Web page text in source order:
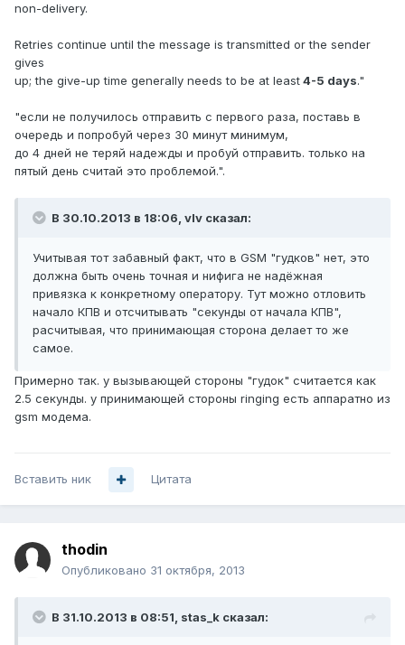
non-delivery.
Retries continue until the message is transmitted or the sender
gives
up; the give-up time generally needs to be at least4-5 days."
"если не получилось отправить с первого раза, поставь в
очередь и попробуй через 30 минут минимум,
до 4 дней не теряй надежды и пробуй отправить. только на
пятый день считай это проблемой.".
В 30.10.2013 в 18:06, vIv сказал:
Учитывая тот забавный факт, что в GSM "гудков" нет, это
должна быть очень точная и нифига не надёжная
привязка к конкретному оператору. Тут можно отловить
начало КПВ и отсчитывать "секунды от начала КПВ",
расчитывая, что принимающая сторона делает то же
самое.
Примерно так. у вызывающей стороны "гудок" считается как
2.5 секунды. у принимающей стороны ringing есть аппаратно из
gsm модема.
Вставить ник Цитата
thodin
Опубликовано 31 октября, 2013
В 31.10.2013 в 08:51, stas_k сказал: